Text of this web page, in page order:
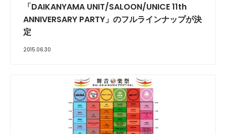
「DAIKANYAMA UNIT/SALOON/UNICE 11th
ANNIVERSARY PARTY」のフルラインナップが決
定
2015.06.30